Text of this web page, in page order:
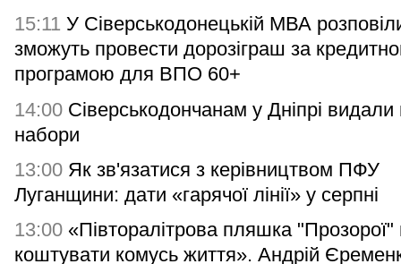
15:11 У Сіверськодонецькій МВА
зможуть провести дорозіграш за
програмою для ВПО 60+
14:00 Сіверськодончанам у Дніпрі видали
набори
13:00 Як зв'язатися з керівництвом ПФУ
Луганщини: дати «гарячої лінії» у серпні
13:00 «Півторалітрова пляшка
коштувати комусь життя». Андрій